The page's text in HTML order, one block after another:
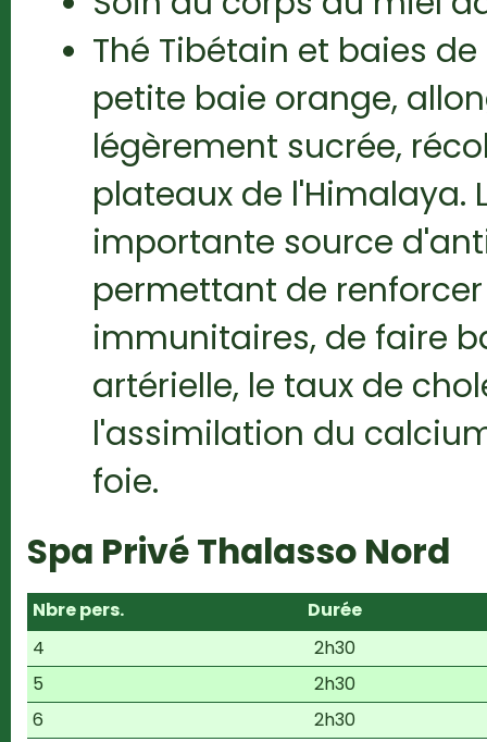
Thé Tibétain et baies
petite baie orange,
légèrement sucrée,
plateaux de l'Himalaya.
importante source
permettant de
immunitaires, de faire
artérielle, le taux de
l'assimilation du
foie.
Spa Privé Thalasso Nord
Nbre pers.
Durée
4
2h30
5
2h30
6
2h30